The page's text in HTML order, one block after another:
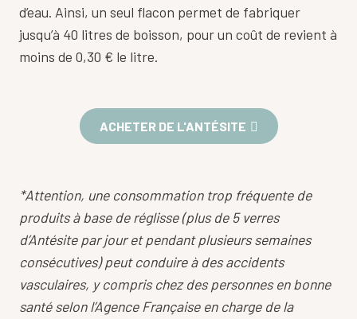
d’eau. Ainsi, un seul flacon permet de fabriquer
jusqu’à 40 litres de boisson, pour un coût de revient à
moins de 0,30 € le litre.
ACHETER DE L'ANTÉSITE
*Attention, une consommation trop fréquente de
produits à base de réglisse (plus de 5 verres
d’Antésite par jour et pendant plusieurs semaines
consécutives) peut conduire à des accidents
vasculaires, y compris chez des personnes en bonne
santé selon l’Agence Française en charge de la